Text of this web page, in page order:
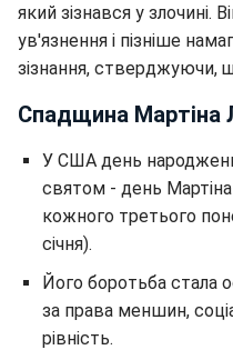
який зізнався у злочині.
ув'язнення і пізніше
зізнання, стверджуючи,
Спадщина Мартіна
У США день
святом - день
кожного третього
січня).
Його боротьба стала
за права меншин,
рівність.